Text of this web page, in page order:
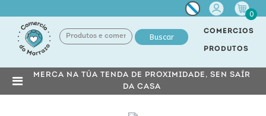
Miña
conta
0
Buscar
COMERCIOS
PRODUTOS
MERCA NA TÚA TENDA DE PROXIMIDADE, SEN SAÍR
DA CASA